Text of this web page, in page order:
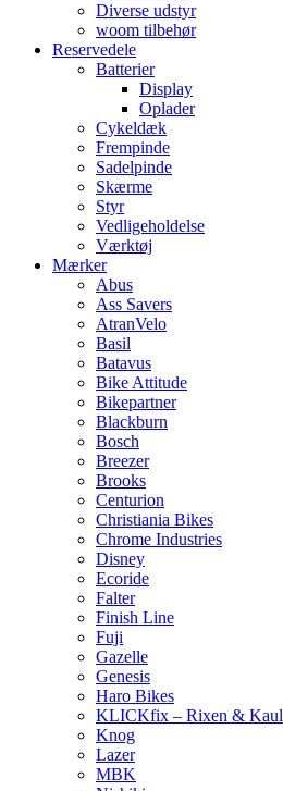
Diverse udstyr
woom tilbehør
Reservedele
Batterier
Display
Oplader
Cykeldæk
Frempinde
Sadelpinde
Skærme
Styr
Vedligeholdelse
Værktøj
Mærker
Abus
Ass Savers
AtranVelo
Basil
Batavus
Bike Attitude
Bikepartner
Blackburn
Bosch
Breezer
Brooks
Centurion
Christiania Bikes
Chrome Industries
Disney
Ecoride
Falter
Finish Line
Fuji
Gazelle
Genesis
Haro Bikes
KLICKfix – Rixen & Kaul
Knog
Lazer
MBK